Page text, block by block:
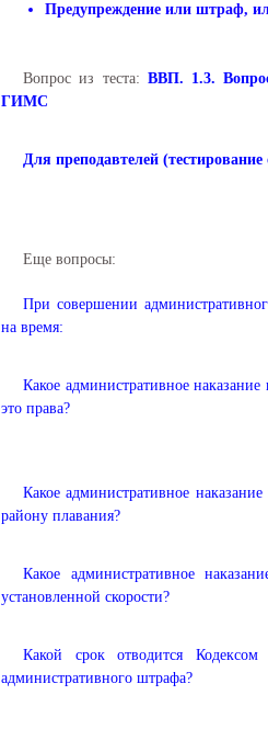
Предупреждение или штраф,
Вопрос из теста: ВВП. 1.3.
ГИМС
Для преподавтелей
Еще вопросы:
При совершении
на время:
Какое административное
это права?
Какое административное
району плавания?
Какое административное
установленной скорости?
Какой срок отводится
административного штрафа?